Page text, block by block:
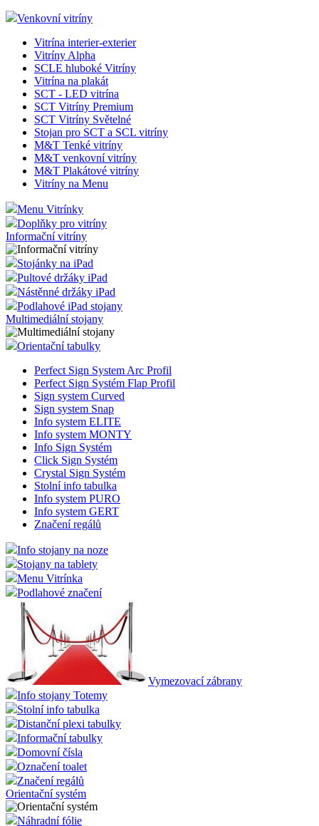
Venkovní vitríny
Vitrína interier-exterier
Vitríny Alpha
SCLE hluboké Vitríny
Vitrína na plakát
SCT - LED vitrína
SCT Vitríny Premium
SCT Vitríny Světelné
Stojan pro SCT a SCL vitríny
M&T Tenké vitríny
M&T venkovní vitríny
M&T Plakátové vitríny
Vitríny na Menu
Menu Vitrínky
Doplňky pro vitríny
Informační vitríny
Stojánky na iPad
Pultové držáky iPad
Nástěnné držáky iPad
Podlahové iPad stojany
Multimediální stojany
Orientační tabulky
Perfect Sign System Arc Profil
Perfect Sign Systém Flap Profil
Sign system Curved
Sign system Snap
Info system ELITE
Info system MONTY
Info Sign Systém
Click Sign Systém
Crystal Sign Systém
Stolní info tabulka
Info system PURO
Info system GERT
Značení regálů
Info stojany na noze
Stojany na tablety
Menu Vitrínka
Podlahové značení
Vymezovací zábrany
Info stojany Totemy
Stolní info tabulka
Distanční plexi tabulky
Informační tabulky
Domovní čísla
Označení toalet
Značení regálů
Orientační systém
Náhradní fólie